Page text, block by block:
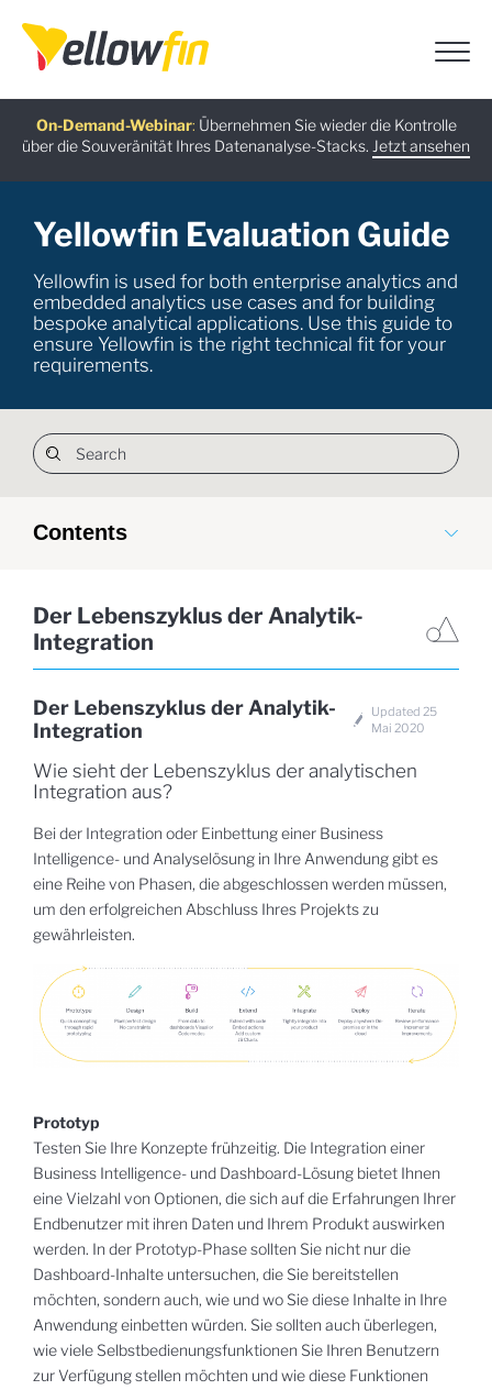
On-Demand-Webinar: Übernehmen Sie wieder die Kontrolle
über die Souveränität Ihres Datenanalyse-Stacks. Jetzt ansehen
Neueste Version
Kostenloser Leitfaden :
Jetzt herunterladen
KI-Chatbot-Assistenten:
Yellowfin Evaluation Guide
Yellowfin is used for both enterprise analytics and
embedded analytics use cases and for building
bespoke analytical applications. Use this guide to
ensure Yellowfin is the right technical fit for your
requirements.
Contents
Der Lebenszyklus der Analytik-
Integration
Der Lebenszyklus der Analytik-
Integration
Updated 25
Mai 2020
Wie sieht der Lebenszyklus der analytischen
Integration aus?
Bei der Integration oder Einbettung einer Business
Intelligence- und Analyselösung in Ihre Anwendung gibt es
eine Reihe von Phasen, die abgeschlossen werden müssen,
um den erfolgreichen Abschluss Ihres Projekts zu
gewährleisten.
Prototyp
Testen Sie Ihre Konzepte frühzeitig. Die Integration einer
Business Intelligence- und Dashboard-Lösung bietet Ihnen
eine Vielzahl von Optionen, die sich auf die Erfahrungen Ihrer
Endbenutzer mit ihren Daten und Ihrem Produkt auswirken
werden. In der Prototyp-Phase sollten Sie nicht nur die
Dashboard-Inhalte untersuchen, die Sie bereitstellen
möchten, sondern auch, wie und wo Sie diese Inhalte in Ihre
Anwendung einbetten würden. Sie sollten auch überlegen,
wie viele Selbstbedienungsfunktionen Sie Ihren Benutzern
zur Verfügung stellen möchten und wie diese Funktionen